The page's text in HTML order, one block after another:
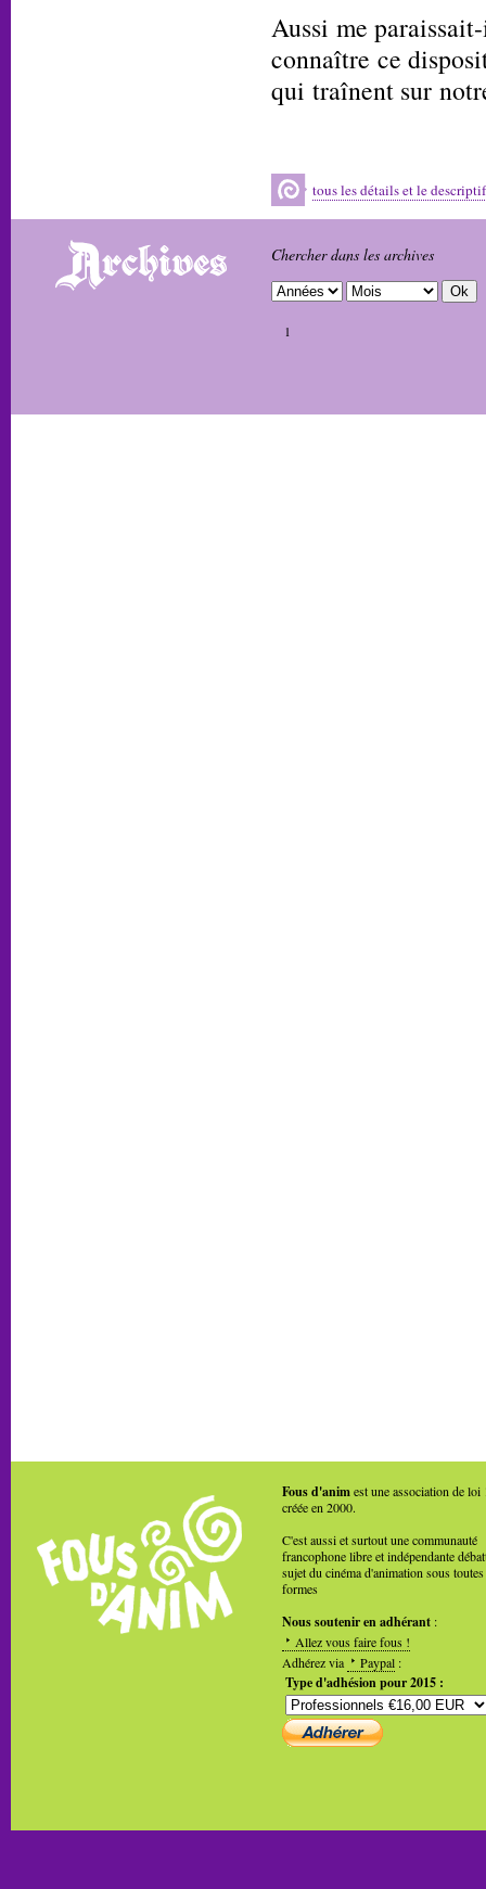
Aussi me
connaître ce
qui traînent sur
tous les détails et le
Chercher dans les archives
1
Fous d'animest une association de loi
créée en 2000.
C'est aussi et surtout une communauté
francophone libre et indépendante
sujet du cinéma d'animation sous toutes
formes
Nous soutenir en adhérant :
Allez vous faire fous !
Adhérez via
Paypal :
Type d'adhésion pour 2015 :